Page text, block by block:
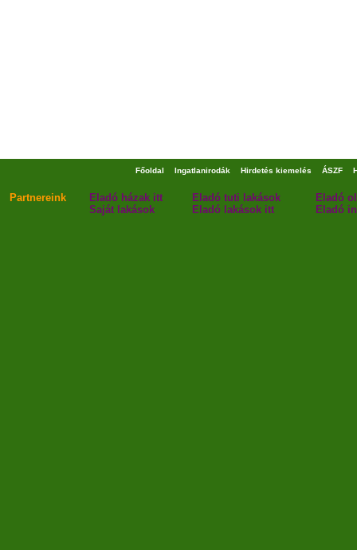
Főoldal Ingatlanirodák Hirdetés kiemelés ÁSZF
Partnereink Eladó házak itt Eladó tuti lakások
Eladó
Saját lakások
Eladó lakások itt Eladó